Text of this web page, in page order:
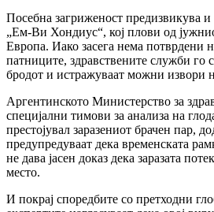
Посебна загриженост предизвикува и
„Ем-Ви Хондиус“, кој плови од
Европа. Иако засега нема потврдени
патниците, здравствените служби го
бродот и истражуваат можни извори
Аргентинското Министерство за
специјални тимови за анализа на
престојувал заразениот брачен пар,
предупредуваат дека временската
не дава јасен доказ дека заразата
место.
И покрај споредбите со претходни